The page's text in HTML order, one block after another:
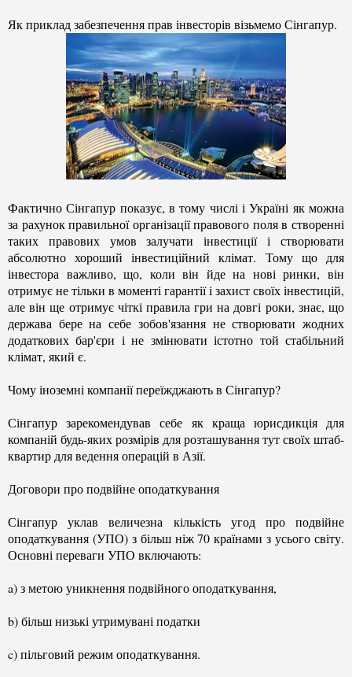
Як приклад забезпечення прав інвесторів візьмемо Сінгапур.
Фактично Сінгапур показує, в тому числі і Україні як можна
за рахунок правильної організації правового поля в створенні
таких правових умов залучати інвестиції і створювати
абсолютно хороший інвестиційний клімат. Тому що для
інвестора важливо, що, коли він йде на нові ринки, він
отримує не тільки в моменті гарантії і захист своїх інвестицій,
але він ще отримує чіткі правила гри на довгі роки, знає, що
держава бере на себе зобов'язання не створювати жодних
додаткових бар'єри і не змінювати істотно той стабільний
клімат, який є.
Чому іноземні компанії переїжджають в Сінгапур?
Сінгапур зарекомендував себе як краща юрисдикція для
компаній будь-яких розмірів для розташування тут своїх штаб-
квартир для ведення операцій в Азії.
Договори про подвійне оподаткування
Сінгапур уклав величезна кількість угод про подвійне
оподаткування (УПО) з більш ніж 70 країнами з усього світу.
Основні переваги УПО включають:
a) з метою уникнення подвійного оподаткування,
b) більш низькі утримувані податки
c) пільговий режим оподаткування.